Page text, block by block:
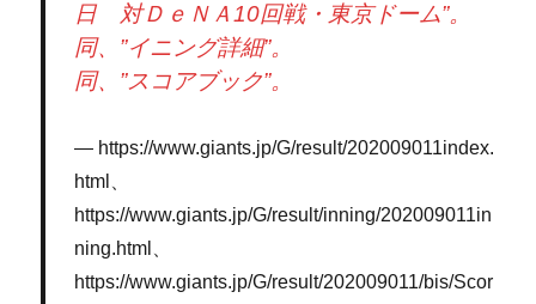
日 対ＤｅＮＡ10回戦・東京ドーム”。
同、”イニング詳細”。
同、”スコアブック”。
https://www.giants.jp/G/result/202009011index.
html、
https://www.giants.jp/G/result/inning/202009011in
ning.html、
https://www.giants.jp/G/result/202009011/bis/Scor